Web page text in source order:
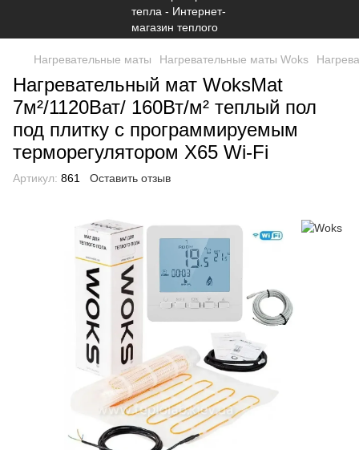
Нагревательные маты Нагревательные маты Woks
Нагревательный мат WoksMat
7м²/1120Ват/ 160Вт/м² теплый пол
под плитку c программируемым
терморегулятором Х65 Wi-Fi
Артикул: 861 Оставить отзыв